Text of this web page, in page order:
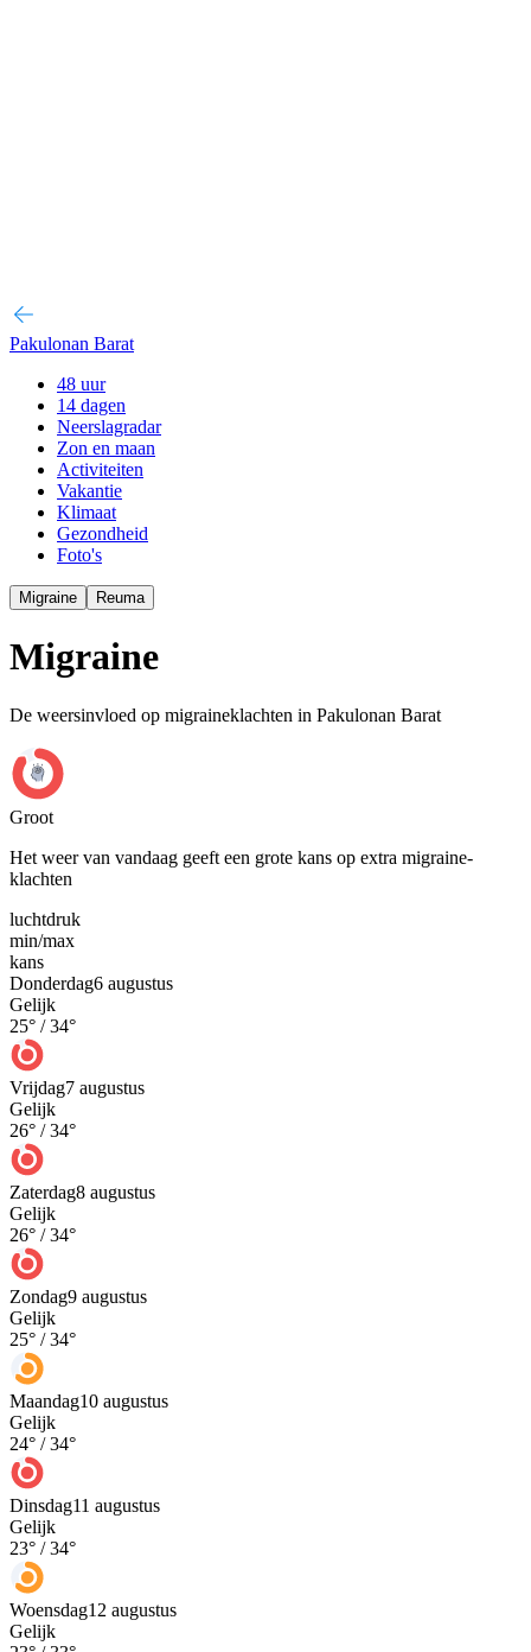
Pakulonan Barat
48 uur
14 dagen
Neerslagradar
Zon en maan
Activiteiten
Vakantie
Klimaat
Gezondheid
Foto's
Migraine Reuma
Migraine
De weersinvloed op migraineklachten in Pakulonan Barat
Groot
Het weer van vandaag geeft een grote kans op extra migraine-
klachten
luchtdruk
min/max
kans
Donderdag6 augustus
Gelijk
25° /34°
Vrijdag7 augustus
Gelijk
26° /34°
Zaterdag8 augustus
Gelijk
26° /34°
Zondag9 augustus
Gelijk
25° /34°
Maandag10 augustus
Gelijk
24° /34°
Dinsdag11 augustus
Gelijk
23° /34°
Woensdag12 augustus
Gelijk